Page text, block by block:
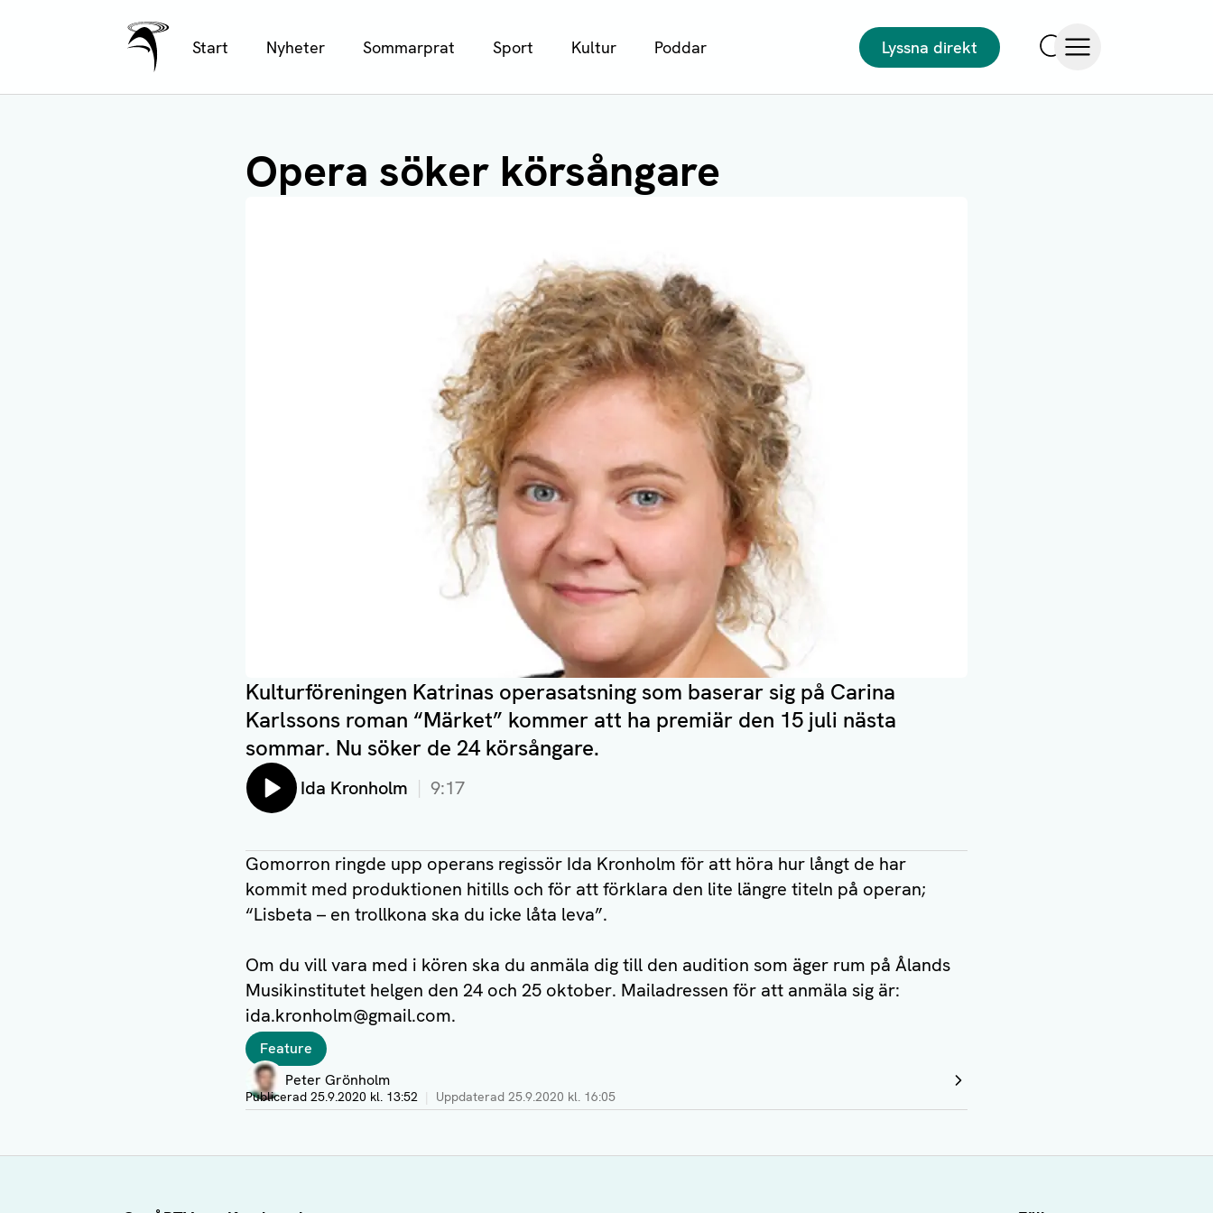
Ålands Radio & TV
Start Nyheter Sommarprat Sport Kultur Poddar
Lyssna direkt
Opera söker körsångare
Kulturföreningen Katrinas operasatsning som baserar sig på Carina
Karlssons roman “Märket” kommer att ha premiär den 15 juli nästa
sommar. Nu söker de 24 körsångare.
Lyssna på:
Ida Kronholm 9:17
Gomorron ringde upp operans regissör Ida Kronholm för att höra hur långt de har
kommit med produktionen hitills och för att förklara den lite längre titeln på operan;
“Lisbeta – en trollkona ska du icke låta leva”.
Om du vill vara med i kören ska du anmäla dig till den audition som äger rum på Ålands
Musikinstitutet helgen den 24 och 25 oktober. Mailadressen för att anmäla sig är:
ida.kronholm@gmail.com.
Taggar
Feature
Författare
Peter Grönholm
Visa profil
Publicerad 25.9.2020 kl. 13:52 Uppdaterad 25.9.2020 kl. 16:05